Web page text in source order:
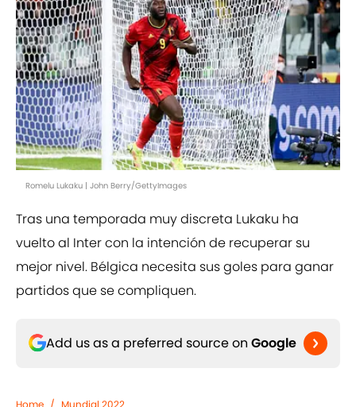
Romelu Lukaku | John Berry/GettyImages
Tras una temporada muy discreta Lukaku ha
vuelto al Inter con la intención de recuperar su
mejor nivel. Bélgica necesita sus goles para ganar
partidos que se compliquen.
Add us as a preferred source on Google
Home / Mundial 2022